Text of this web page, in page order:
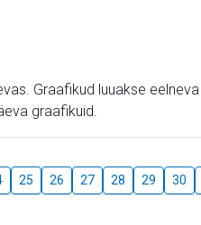
Graafikud luuakse
graafikuid.
25 26 27 28 29 30